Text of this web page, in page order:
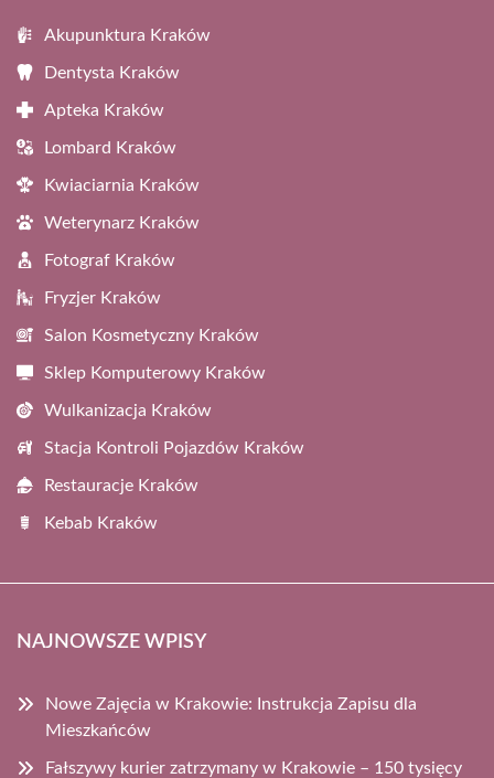
Akupunktura Kraków
Dentysta Kraków
Apteka Kraków
Lombard Kraków
Kwiaciarnia Kraków
Weterynarz Kraków
Fotograf Kraków
Fryzjer Kraków
Salon Kosmetyczny Kraków
Sklep Komputerowy Kraków
Wulkanizacja Kraków
Stacja Kontroli Pojazdów Kraków
Restauracje Kraków
Kebab Kraków
NAJNOWSZE WPISY
Nowe Zajęcia w Krakowie: Instrukcja Zapisu dla
Mieszkańców
Fałszywy kurier zatrzymany w Krakowie – 150 tysięcy